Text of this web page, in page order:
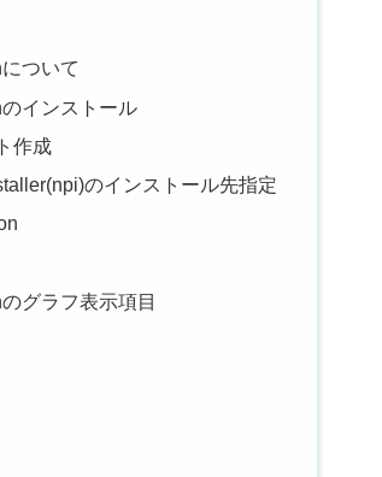
ついて
インストール
作成
のインストール先指定
グラフ表示項目